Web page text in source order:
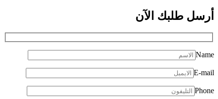
أرسل طلبك الآن
Name
E-mail
Phone